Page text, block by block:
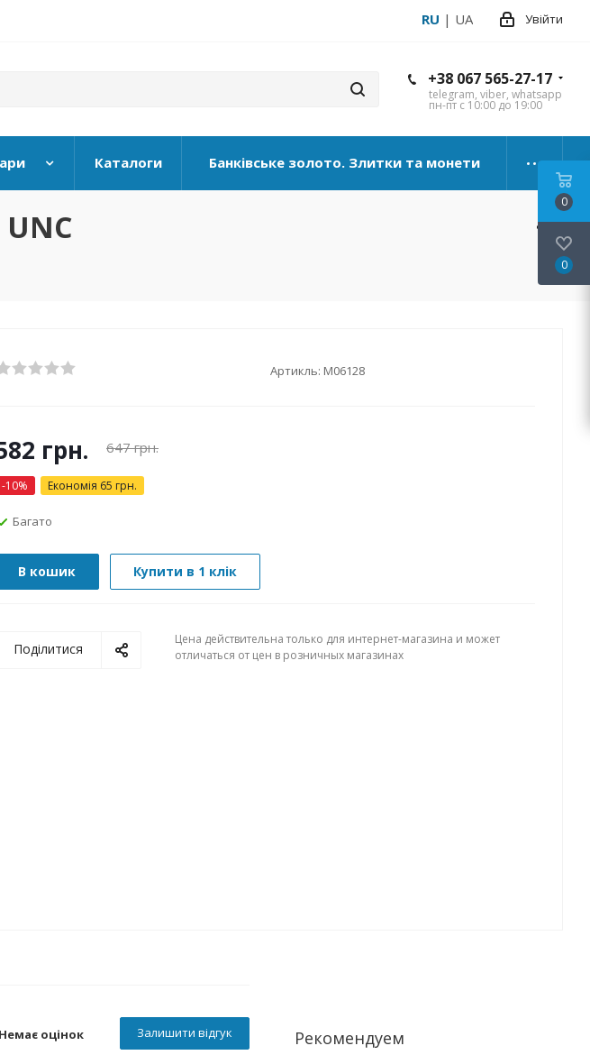
Увійти
RU | UA
+38 067 565-27-17
telegram, viber, whatsapp
пн-пт с 10:00 до 19:00
Каталоги Банківське золото. Злитки та монети
Артикль: М06128
грн. 647грн.
-10% Економія 65 грн.
Багато
В кошик Купити в 1 клік
Поділитися
Цена действительна только для интернет-магазина и может
отличаться от цен в розничных магазинах
Немає оцінок Залишити відгук Рекомендуем
0
0